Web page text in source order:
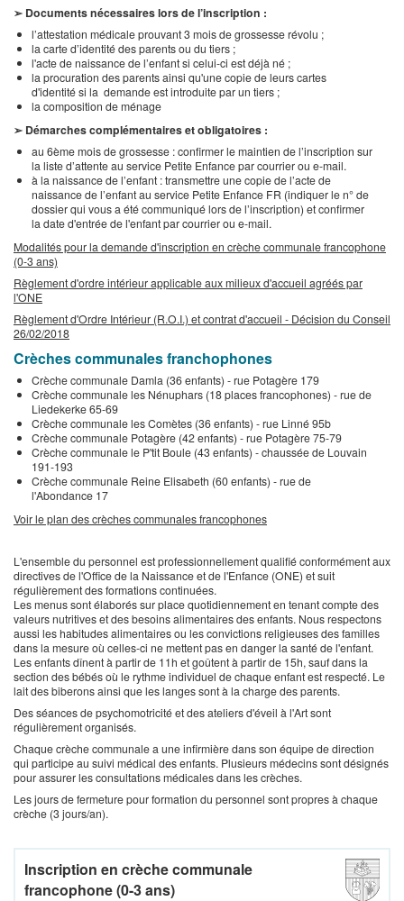
➢ Documents nécessaires lors de l’inscription :
l’attestation médicale prouvant 3 mois de grossesse révolu ;
la carte d’identité des parents ou du tiers ;
l'acte de naissance de l’enfant si celui-ci est déjà né ;
la procuration des parents ainsi qu'une copie de leurs cartes
d'identité si la demande est introduite par un tiers ;
la composition de ménage
➢ Démarches complémentaires et obligatoires :
au 6ème mois de grossesse : confirmer le maintien de l’inscription sur
la liste d’attente au service Petite Enfance par courrier ou e-mail.
à la naissance de l’enfant : transmettre une copie de l’acte de
naissance de l’enfant au service Petite Enfance FR (indiquer le n° de
dossier qui vous a été communiqué lors de l’inscription) et confirmer
la date d'entrée de l'enfant par courrier ou e-mail.
Modalités pour la demande d'inscription en crèche communale francophone
(0-3 ans)
Règlement d'ordre intérieur applicable aux milieux d'accueil agréés par
l'ONE
Règlement d'Ordre Intérieur (R.O.I.) et contrat d'accueil - Décision du Conseil
26/02/2018
Crèches communales franchophones
Crèche communale Damla (36 enfants) - rue Potagère 179
Crèche communale les Nénuphars (18 places francophones) - rue de
Liedekerke 65-69
Crèche communale les Comètes (36 enfants) - rue Linné 95b
Crèche communale Potagère (42 enfants) - rue Potagère 75-79
Crèche communale le P'tit Boule (43 enfants) - chaussée de Louvain
191-193
Crèche communale Reine Elisabeth (60 enfants) - rue de
l'Abondance 17
Voir le plan des crèches communales francophones
L'ensemble du personnel est professionnellement qualifié conformément aux
directives de l'Office de la Naissance et de l'Enfance (ONE) et suit
régulièrement des formations continuées.
Les menus sont élaborés sur place quotidiennement en tenant compte des
valeurs nutritives et des besoins alimentaires des enfants. Nous respectons
aussi les habitudes alimentaires ou les convictions religieuses des familles
dans la mesure où celles-ci ne mettent pas en danger la santé de l'enfant.
Les enfants dînent à partir de 11h et goûtent à partir de 15h, sauf dans la
section des bébés où le rythme individuel de chaque enfant est respecté. Le
lait des biberons ainsi que les langes sont à la charge des parents.
Des séances de psychomotricité et des ateliers d'éveil à l'Art sont
régulièrement organisés.
Chaque crèche communale a une infirmière dans son équipe de direction
qui participe au suivi médical des enfants. Plusieurs médecins sont désignés
pour assurer les consultations médicales dans les crèches.
Les jours de fermeture pour formation du personnel sont propres à chaque
crèche (3 jours/an).
Inscription en crèche communale
francophone (0-3 ans)